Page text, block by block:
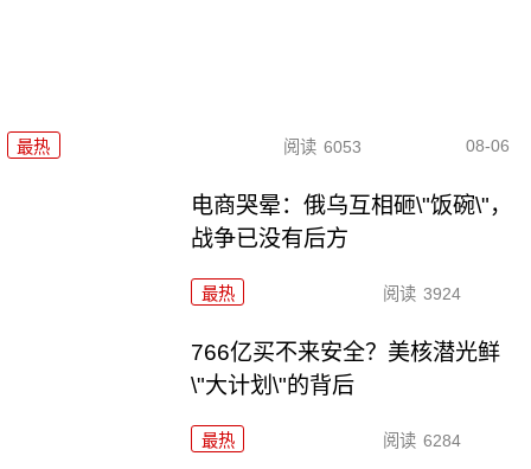
最热 阅读 6053 08-06
电商哭晕：俄乌互相砸\"饭碗\"，
战争已没有后方
最热 阅读 3924
766亿买不来安全？美核潜光鲜
\"大计划\"的背后
最热 阅读 6284